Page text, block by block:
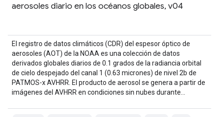
aerosoles diario en los océanos globales, v04
El registro de datos climáticos (CDR) del espesor óptico de
aerosoles (AOT) de la NOAA es una colección de datos
derivados globales diarios de 0.1 grados de la radiancia orbital
de cielo despejado del canal 1 (0.63 micrones) de nivel 2b de
PATMOS-x AVHRR. El producto de aerosol se genera a partir de
imágenes del AVHRR en condiciones sin nubes durante…